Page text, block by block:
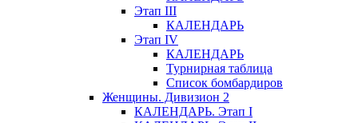
Этап III
КАЛЕНДАРЬ
Этап IV
КАЛЕНДАРЬ
Турнирная таблица
Список бомбардиров
Женщины. Дивизион 2
КАЛЕНДАРЬ. Этап I